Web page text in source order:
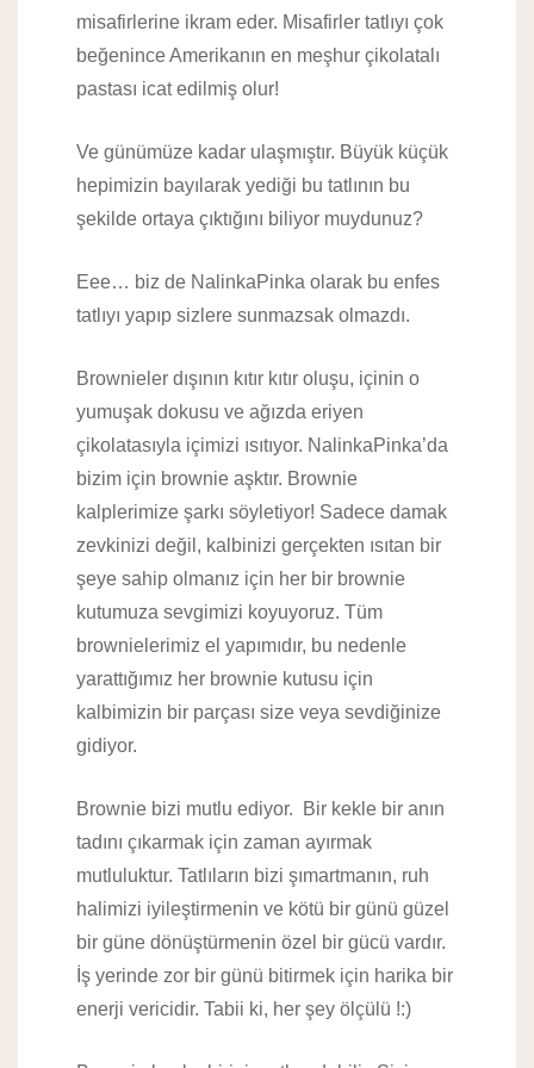
misafirlerine ikram eder. Misafirler tatlıyı çok
beğenince Amerikanın en meşhur çikolatalı
pastası icat edilmiş olur!
Ve günümüze kadar ulaşmıştır. Büyük küçük
hepimizin bayılarak yediği bu tatlının bu
şekilde ortaya çıktığını biliyor muydunuz?
Eee… biz de NalinkaPinka olarak bu enfes
tatlıyı yapıp sizlere sunmazsak olmazdı.
Brownieler dışının kıtır kıtır oluşu, içinin o
yumuşak dokusu ve ağızda eriyen
çikolatasıyla içimizi ısıtıyor. NalinkaPinka’da
bizim için brownie aşktır. Brownie
kalplerimize şarkı söyletiyor! Sadece damak
zevkinizi değil, kalbinizi gerçekten ısıtan bir
şeye sahip olmanız için her bir brownie
kutumuza sevgimizi koyuyoruz. Tüm
brownielerimiz el yapımıdır, bu nedenle
yarattığımız her brownie kutusu için
kalbimizin bir parçası size veya sevdiğinize
gidiyor.
Brownie bizi mutlu ediyor. Bir kekle bir anın
tadını çıkarmak için zaman ayırmak
mutluluktur. Tatlıların bizi şımartmanın, ruh
halimizi iyileştirmenin ve kötü bir günü güzel
bir güne dönüştürmenin özel bir gücü vardır.
İş yerinde zor bir günü bitirmek için harika bir
enerji vericidir. Tabii ki, her şey ölçülü !:)